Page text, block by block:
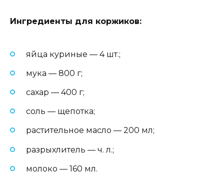
Ингредиенты для коржиков:
яйца куриные — 4 шт.;
мука — 800 г;
сахар — 400 г;
соль — щепотка;
растительное масло — 200 мл;
разрыхлитель — ч. л.;
молоко — 160 мл.